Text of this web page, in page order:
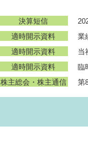
決算短信
適時開示資料
業
適時開示資料
当
適時開示資料
臨
株主総会・株主通信 第